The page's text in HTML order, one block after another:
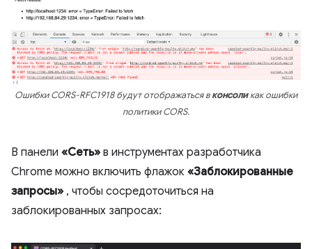
Ошибки CORS-RFC1918 будут отображаться вконсоликак ошибки
политики CORS.
В панели «Сеть» в инструментах разработчика
Chrome можно включить флажок «Заблокированные
запросы» , чтобы сосредоточиться на
заблокированных запросах: